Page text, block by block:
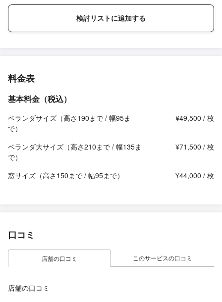
検討リストに追加する
料金表
基本料金（税込）
ベランダサイズ（高さ190まで / 幅95ま
で）
¥49,500 / 枚
ベランダ大サイズ（高さ210まで / 幅135ま
で）
¥71,500 / 枚
窓サイズ（高さ150まで / 幅95まで） ¥44,000 / 枚
口コミ
店舗の口コミ このサービスの口コミ
店舗の口コミ